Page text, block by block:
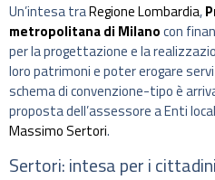
Un’intesa traRegione Lombardia,
metropolitana di Milanocon
per la progettazione e la
loro patrimoni e poter erogare
schema di convenzione-tipo è
proposta dell’assessore a Enti
Massimo Sertori.
Sertori: intesa per i cittadini